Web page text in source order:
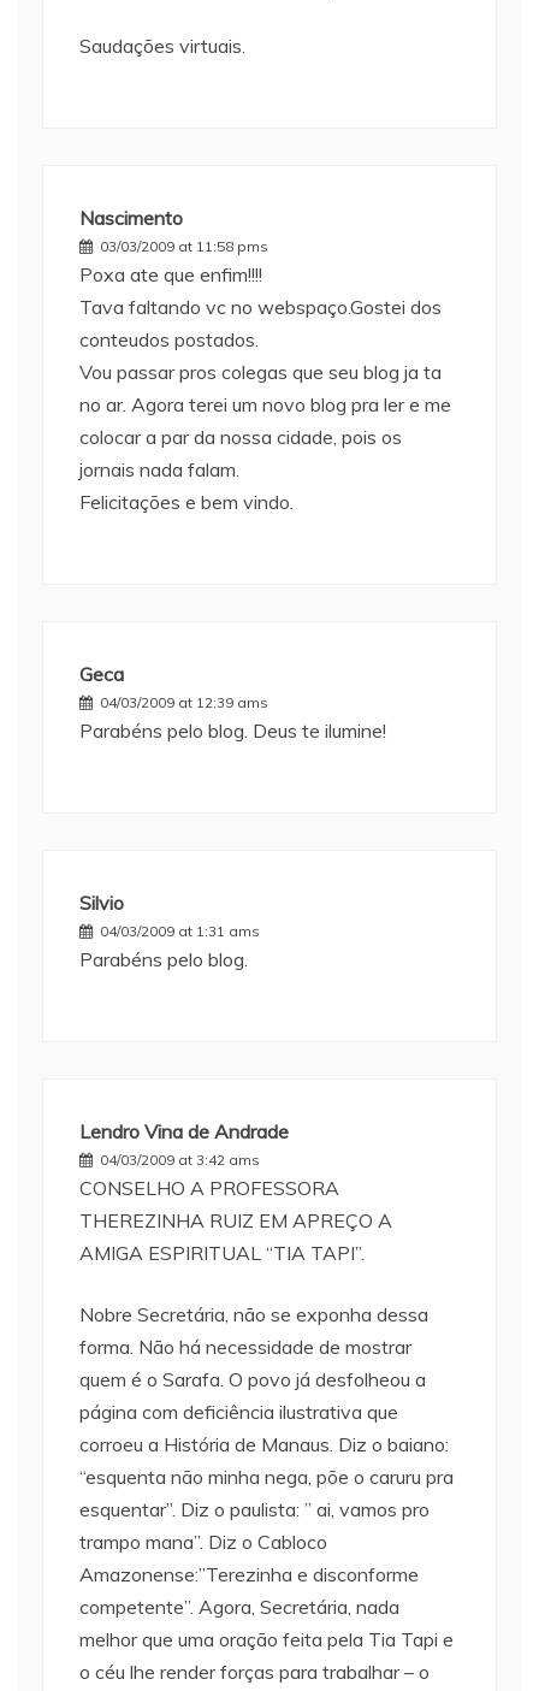
Saudações virtuais.
Nascimento
03/03/2009 at 11:58 pms
Poxa ate que enfim!!!!
Tava faltando vc no webspaço.Gostei dos
conteudos postados.
Vou passar pros colegas que seu blog ja ta
no ar. Agora terei um novo blog pra ler e me
colocar a par da nossa cidade, pois os
jornais nada falam.
Felicitações e bem vindo.
Geca
04/03/2009 at 12:39 ams
Parabéns pelo blog. Deus te ilumine!
Silvio
04/03/2009 at 1:31 ams
Parabéns pelo blog.
Lendro Vina de Andrade
04/03/2009 at 3:42 ams
CONSELHO A PROFESSORA
THEREZINHA RUIZ EM APREÇO A
AMIGA ESPIRITUAL “TIA TAPI”.
Nobre Secretária, não se exponha dessa
forma. Não há necessidade de mostrar
quem é o Sarafa. O povo já desfolheou a
página com deficiência ilustrativa que
corroeu a História de Manaus. Diz o baiano:
“esquenta não minha nega, põe o caruru pra
esquentar”. Diz o paulista: ” ai, vamos pro
trampo mana”. Diz o Cabloco
Amazonense:”Terezinha e disconforme
competente”. Agora, Secretária, nada
melhor que uma oração feita pela Tia Tapi e
o céu lhe render forças para trabalhar – o